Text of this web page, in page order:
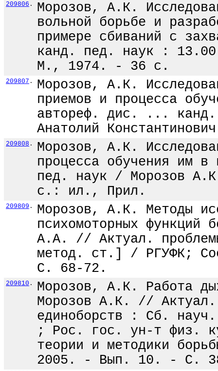
209806 .
Морозов, А.К.
вольной борьбе и
примере сбиваний с
канд. пед. наук :
М., 1974. - 36 с.
209807 .
Морозов, А.К.
приемов и процесса
автореф. дис. ...
Анатолий
209808 .
Морозов, А.К.
процесса обучения им
пед. наук / Морозов
с.: ил., Прил.
209809 .
Морозов, А.К. Методы
психомоторных
А.А. // Актуал.
метод. ст.] / РГУФК;
С. 68-72.
209810 .
Морозов, А.К. Работа
Морозов А.К. // Актуал.
единоборств : Сб.
; Рос. гос. ун-т физ.
теории и методики
2005. - Вып. 10. - С.